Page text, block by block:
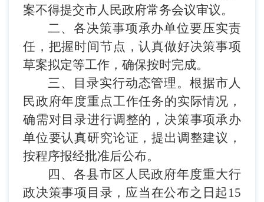
案不得提交市人民政府常务会议审议。
二、各决策事项承办单位要压实责
任，把握时间节点，认真做好决策事项
草案拟定等工作，确保按时完成。
三、目录实行动态管理。根据市人
民政府年度重点工作任务的实际情况，
确需对目录进行调整的，决策事项承办
单位要认真研究论证，提出调整建议，
按程序报经批准后公布。
四、各县市区人民政府年度重大行
政决策事项目录，应当在公布之日起 15